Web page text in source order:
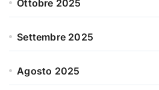
Ottobre 2025
Settembre 2025
Agosto 2025